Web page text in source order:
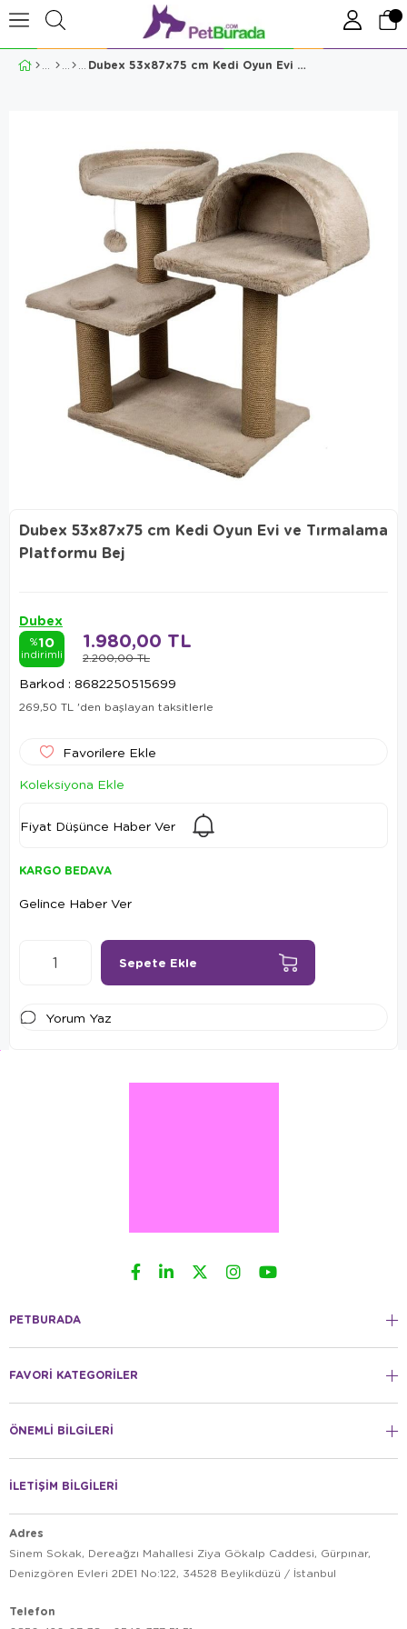
Dubex 53x87x75 cm Kedi Oyun Evi ve Tırmalama Platformu Bej
Dubex 53x87x75 cm Kedi Oyun Evi ve Tırmalama
Platformu Bej
Dubex
%10
indirimli 2.200,00 TL
1.980,00 TL
Barkod : 8682250515699
269,50 TL 'den başlayan taksitlerle
Favorilere Ekle
Koleksiyona Ekle
Fiyat Düşünce Haber Ver
KARGO BEDAVA
Gelince Haber Ver
Yorum Yaz
PETBURADA
FAVORİ KATEGORİLER
ÖNEMLİ BİLGİLERİ
İLETİŞİM BİLGİLERİ
Adres
Sinem Sokak, Dereağzı Mahallesi Ziya Gökalp Caddesi, Gürpınar,
Denizgören Evleri 2DE1 No:122, 34528 Beylikdüzü / İstanbul
Telefon